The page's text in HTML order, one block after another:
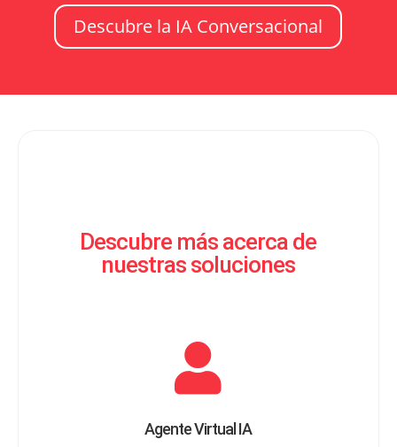
Descubre la IA Conversacional
Descubre más acerca de
nuestras soluciones

Agente Virtual IA